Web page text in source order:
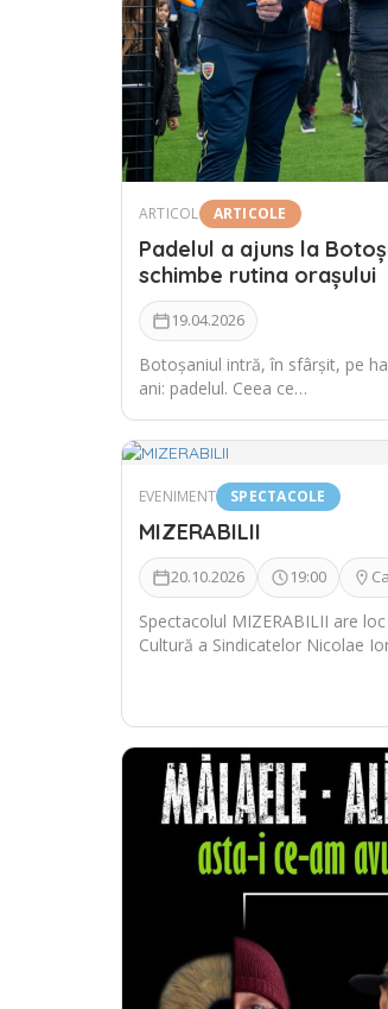
ARTICOL ARTICOLE
Padelul a ajuns la
schimbe rutina orașului
19.04.2026
Botoșaniul intră, în sfârșit, pe
ani: padelul. Ceea ce…
EVENIMENT SPECTACOLE
MIZERABILII
20.10.2026 19:00
Spectacolul MIZERABILII are
Cultură a Sindicatelor Nicolae